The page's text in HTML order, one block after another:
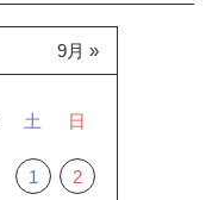
土 日
1 2
9月 »